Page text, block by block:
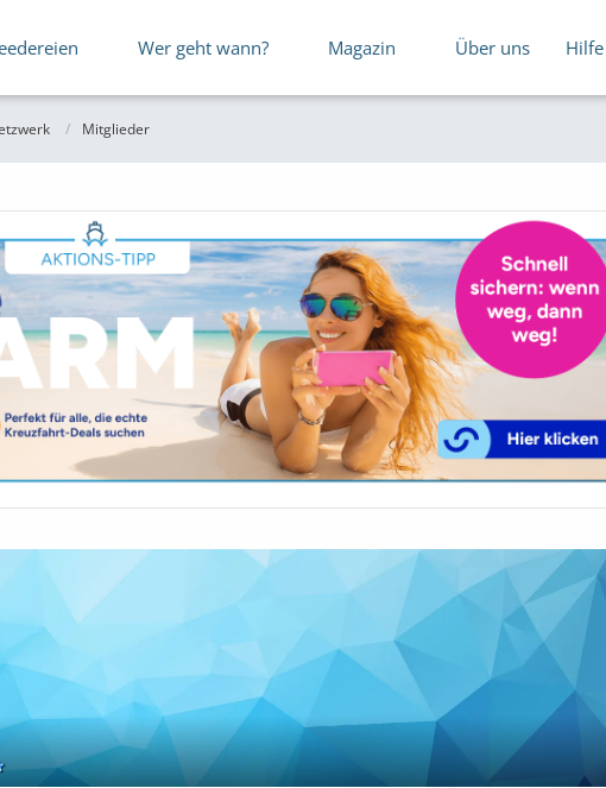
Wer geht wann? Magazin Über uns Hilfe
Mitglieder